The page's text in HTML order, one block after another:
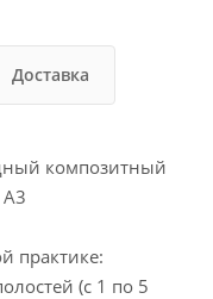
Доставка
композитный
А3
практике:
(с 1 по 5